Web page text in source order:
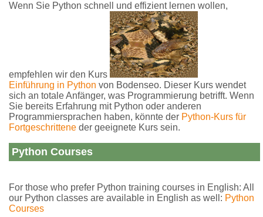
Wenn Sie Python schnell und effizient lernen wollen,
empfehlen wir den Kurs
Einführung in Python von Bodenseo. Dieser Kurs wendet
sich an totale Anfänger, was Programmierung betrifft. Wenn
Sie bereits Erfahrung mit Python oder anderen
Programmiersprachen haben, könnte der Python-Kurs für
Fortgeschrittene der geeignete Kurs sein.
Python Courses
For those who prefer Python training courses in English: All
our Python classes are available in English as well: Python
Courses